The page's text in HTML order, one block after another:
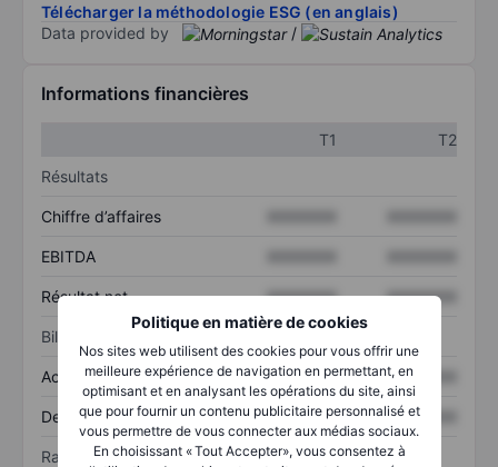
Politique en matière de cookies
Nos sites web utilisent des cookies pour vous offrir une
meilleure expérience de navigation en permettant, en
optimisant et en analysant les opérations du site, ainsi
que pour fournir un contenu publicitaire personnalisé et
vous permettre de vous connecter aux médias sociaux.
En choisissant « Tout Accepter», vous consentez à
Télécharger la méthodologie ESG (en anglais)
Data provided by
/
Informations financières
T1
T2
Résultats
Chiffre d’affaires
EBITDA
Résultat net XXXXXXX XXXXXXX
Bilan
Actif total XXXXXXX XXXXXXX
Dette totale XXXXXXX XXXXXXX
Ratios